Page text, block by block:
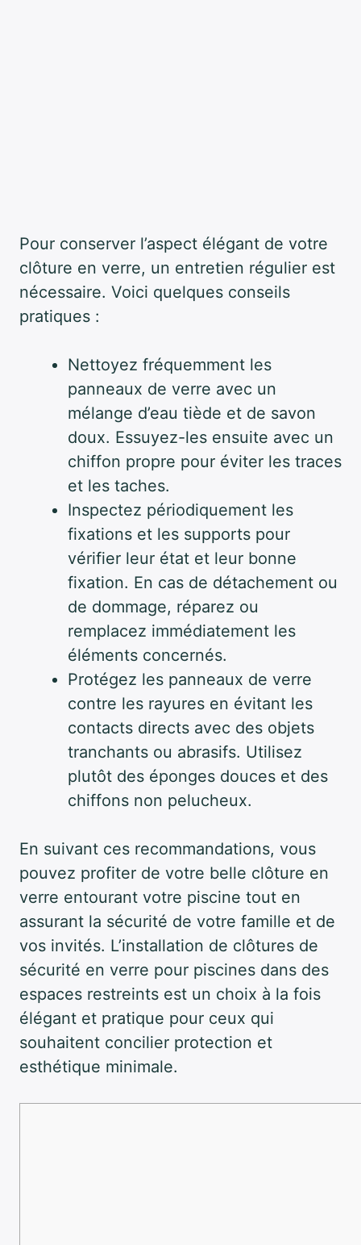
Pour conserver l’aspect élégant de votre
clôture en verre, un entretien régulier est
nécessaire. Voici quelques conseils
pratiques :
Nettoyez fréquemment les
panneaux de verre avec un
mélange d’eau tiède et de savon
doux. Essuyez-les ensuite avec un
chiffon propre pour éviter les traces
et les taches.
Inspectez périodiquement les
fixations et les supports pour
vérifier leur état et leur bonne
fixation. En cas de détachement ou
de dommage, réparez ou
remplacez immédiatement les
éléments concernés.
Protégez les panneaux de verre
contre les rayures en évitant les
contacts directs avec des objets
tranchants ou abrasifs. Utilisez
plutôt des éponges douces et des
chiffons non pelucheux.
En suivant ces recommandations, vous
pouvez profiter de votre belle clôture en
verre entourant votre piscine tout en
assurant la sécurité de votre famille et de
vos invités. L’installation de clôtures de
sécurité en verre pour piscines dans des
espaces restreints est un choix à la fois
élégant et pratique pour ceux qui
souhaitent concilier protection et
esthétique minimale.